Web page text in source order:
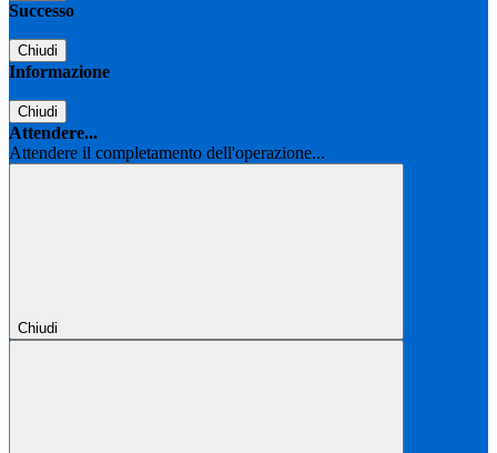
Successo
Chiudi
Informazione
Chiudi
Attendere...
Attendere il completamento dell'operazione...
Chiudi